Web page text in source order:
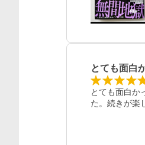
とても面白
とても面白か
た。続きが楽